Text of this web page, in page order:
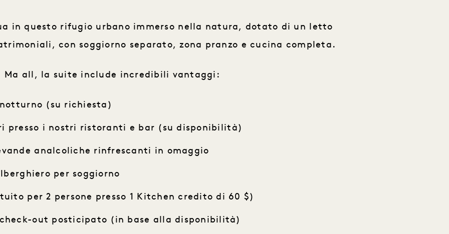
in questo rifugio urbano immerso nella natura, dotato di un letto
con soggiorno separato, zona pranzo e cucina completa.
Ma all, la suite include incredibili vantaggi:
(su richiesta)
presso i nostri ristoranti e bar (su disponibilità)
analcoliche rinfrescanti in omaggio
per soggiorno
per 2 persone presso 1 Kitchen credito di 60 $)
out posticipato (in base alla disponibilità)